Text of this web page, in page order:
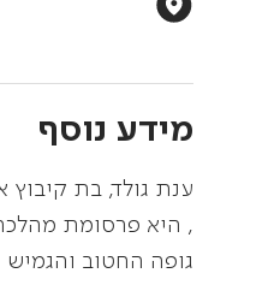
מידע נוסף
ענת גולד, בת
, היא פרסומת
גופה החטוב